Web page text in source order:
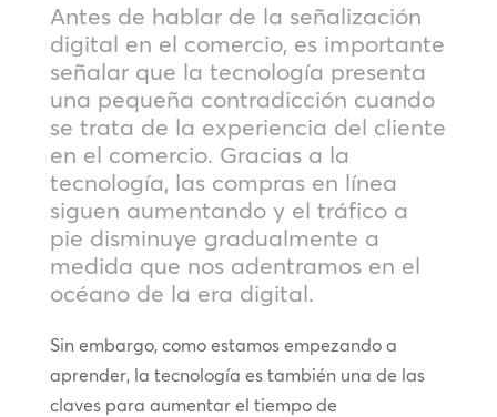
Antes de hablar de la señalización
digital en el comercio, es importante
señalar que la tecnología presenta
una pequeña contradicción cuando
se trata de la experiencia del cliente
en el comercio. Gracias a la
tecnología, las compras en línea
siguen aumentando y el tráfico a
pie disminuye gradualmente a
medida que nos adentramos en el
océano de la era digital.
Sin embargo, como estamos empezando a
aprender, la tecnología es también una de las
claves para aumentar el tiempo de